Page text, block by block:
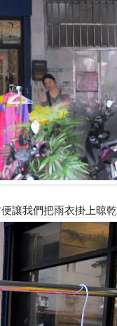
讓我們把雨衣掛上晾乾